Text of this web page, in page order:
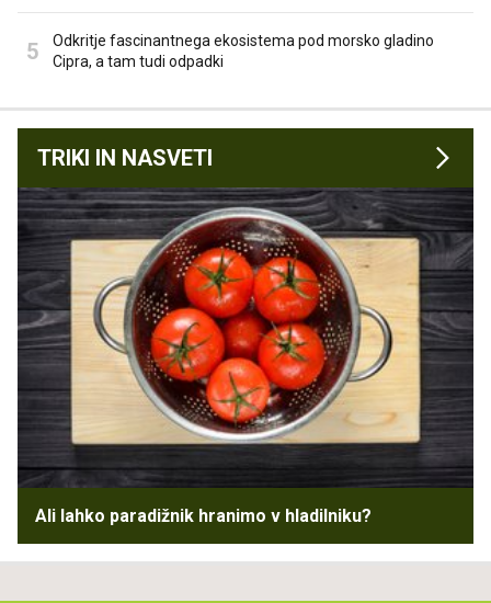
Odkritje fascinantnega ekosistema pod morsko gladino
Cipra, a tam tudi odpadki
TRIKI IN NASVETI
Ali lahko paradižnik hranimo v hladilniku?